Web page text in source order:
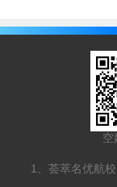
空
1、荟萃名优航